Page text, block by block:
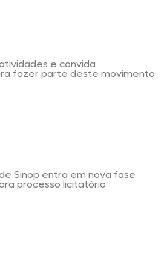
e convida
fazer parte deste movimento
Sinop entra em nova fase
processo licitatório